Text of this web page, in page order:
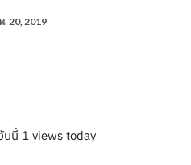
. 20, 2019
นนี้ 1 views today